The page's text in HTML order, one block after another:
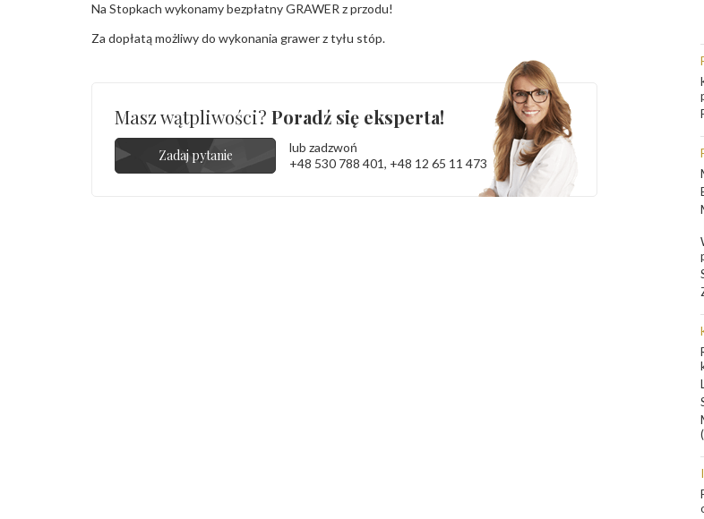
Na Stopkach wykonamy bezpłatny GRAWER z przodu!
Za dopłatą możliwy do wykonania grawer z tyłu stóp.
Masz wątpliwości? Poradź się eksperta!
Zadaj pytanie
lub zadzwoń
+48 530 788 401, +48 12 65 11 473